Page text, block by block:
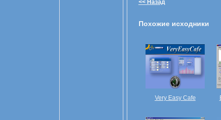
<< Назад
Похожие исходники
Very Easy Cafe